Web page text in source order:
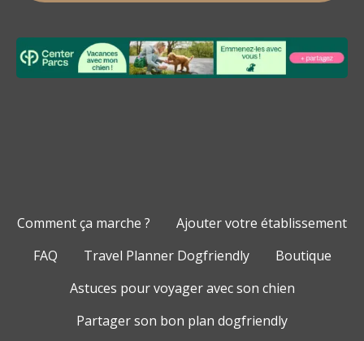
Comment ça marche ?
Ajouter votre établissement
FAQ
Travel Planner Dogfriendly
Boutique
Astuces pour voyager avec son chien
Partager son bon plan dogfriendly